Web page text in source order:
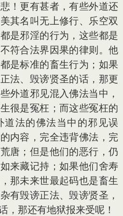
！更有甚者，有些外道还
其名叫无上修行、乐空双
是邪淫的行为，这些都是
符合法界因果的律则。他
是标准的畜生行为；如果
法、毁谤贤圣的话，那更
外道邪见混入佛法当中，
很是冤枉；而这些冤枉的
道法的佛法当中的邪见误
内容，完全违背佛法，完
唐；但是他们的恶行，仍
来藏记持；如果他们舍寿
那未来世最起码也是畜生
有毁谤正法、毁谤贤圣，
，那还有地狱报来受呢！